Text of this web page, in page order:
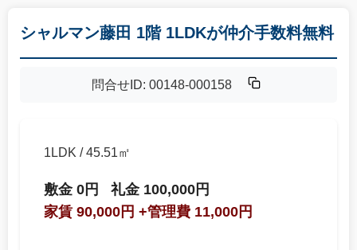
シャルマン藤田 1階 1LDKが仲介手数料無料
問合せID: 00148-000158
1LDK / 45.51㎡
敷金 0円
礼金 100,000円
家賃 90,000円 +管理費 11,000円